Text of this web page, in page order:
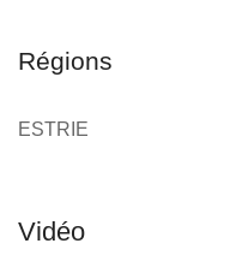
Régions
ESTRIE